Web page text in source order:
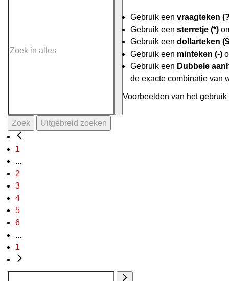
Gebruik een vraagteken
Gebruik een sterretje (*)
Gebruik een dollarteken
Gebruik een minteken (-)
Gebruik een Dubbele
de exacte combinatie van
Voorbeelden van het
Zoek Uitgebreid zoeken
1
...
2
3
4
5
6
...
1